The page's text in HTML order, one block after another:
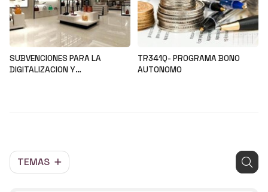
TEMAS
SUBVENCIONES PARA LA
DIGITALIZACION Y
TR341Q- PROGRAMA BONO
AUTONOMO